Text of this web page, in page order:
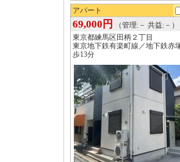
アパート
69,000円
（管理:－ 共益:－）
東京都練馬区田柄２丁目
東京地下鉄有楽町線／地下鉄赤
歩13分